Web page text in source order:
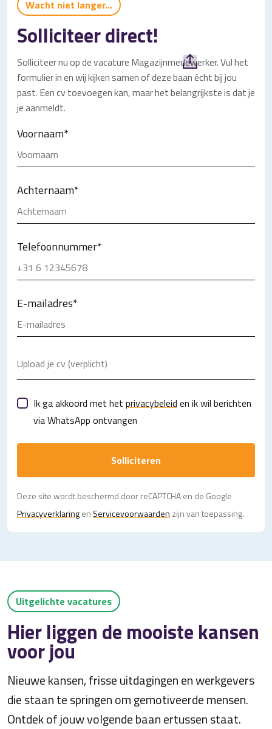
Wacht niet langer...
Solliciteer direct!
Solliciteer nu op de vacature Magazijnmedewerker. Vul het
formulier in en wij kijken samen of deze baan écht bij jou
past. Een cv toevoegen kan, maar het belangrijkste is dat je
je aanmeldt.
Voornaam*
Achternaam*
Telefoonnummer*
E-mailadres*
Upload je cv (verplicht)
Ik ga akkoord met het privacybeleid en ik wil berichten
via WhatsApp ontvangen
Solliciteren
Deze site wordt beschermd door reCAPTCHA en de Google
Privacy­verklaringen Servicevoorwaarden zijn van toepassing.
Uitgelichte vacatures
Hier liggen de mooiste kansen
voor jou
Nieuwe kansen, frisse uitdagingen en werkgevers
die staan te springen om gemotiveerde mensen.
Ontdek of jouw volgende baan ertussen staat.